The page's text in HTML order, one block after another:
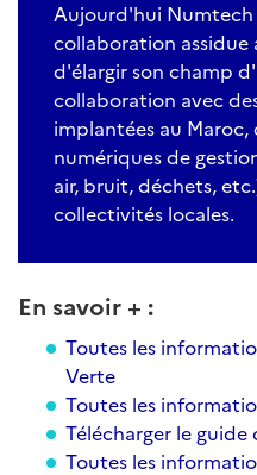
Aujourd'hui
collaboration assidue
d'élargir son champ
collaboration avec
implantées au
numériques de
air, bruit, déchets,
collectivités locales.
En savoir + :
Toutes les
Verte
Toutes les
Télécharger le guide
Toutes les